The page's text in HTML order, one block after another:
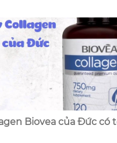
Biovea của Đức có